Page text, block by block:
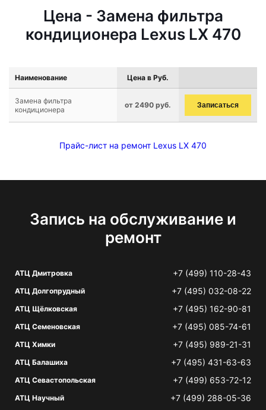
Цена - Замена фильтра
кондиционера Lexus LX 470
Наименование Цена в Руб.
Замена фильтра
кондиционера
от 2490 руб. Записаться
Прайс-лист на ремонт Lexus LX 470
Запись на обслуживание и
ремонт
АТЦ Дмитровка +7 (499) 110-28-43
АТЦ Долгопрудный +7 (495) 032-08-22
АТЦ Щёлковская +7 (495) 162-90-81
АТЦ Семеновская +7 (495) 085-74-61
АТЦ Химки +7 (495) 989-21-31
АТЦ Балашиха +7 (495) 431-63-63
АТЦ Севастопольская +7 (499) 653-72-12
АТЦ Научный +7 (499) 288-05-36